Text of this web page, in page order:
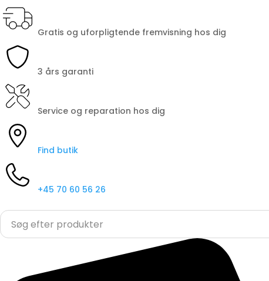
Gratis og uforpligtende fremvisning hos dig
3 års garanti
Service og reparation hos dig
Find butik
+45 70 60 56 26